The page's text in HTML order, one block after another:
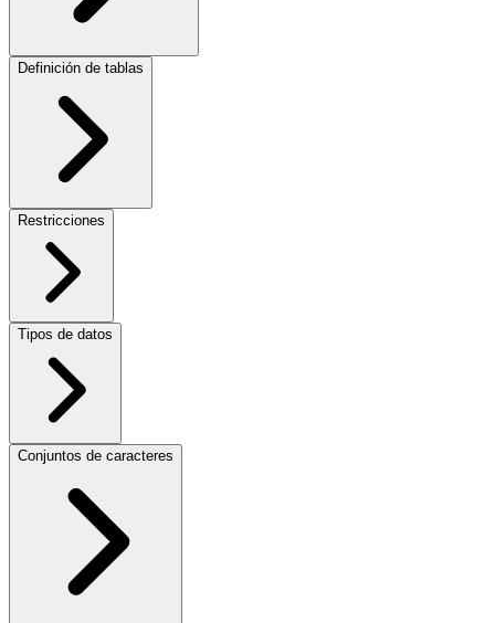
Definición de tablas
Restricciones
Tipos de datos
Conjuntos de caracteres